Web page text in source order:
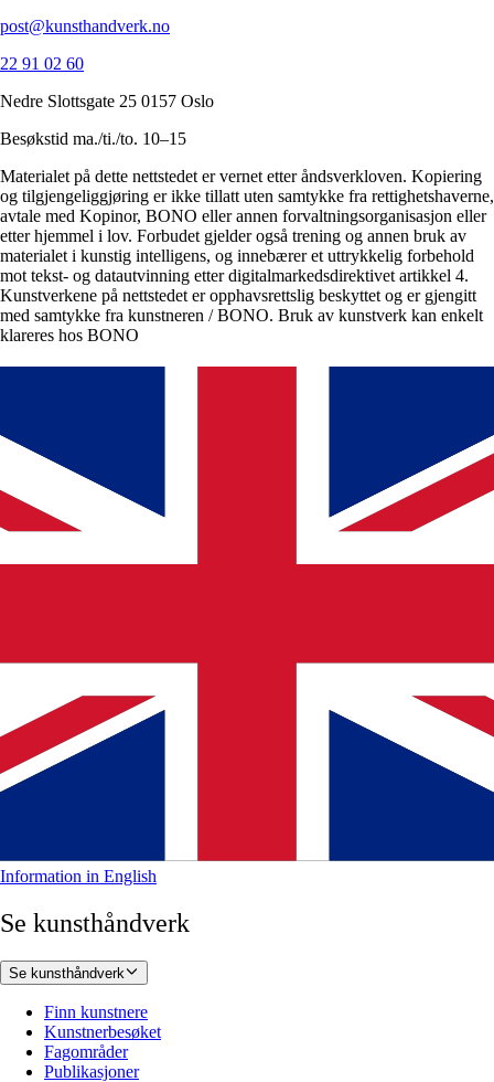
post@kunsthandverk.no
22 91 02 60
Nedre Slottsgate 25 0157 Oslo
Besøkstid ma./ti./to. 10–15
Materialet på dette nettstedet er vernet etter åndsverkloven. Kopiering
og tilgjengeliggjøring er ikke tillatt uten samtykke fra rettighetshaverne,
avtale med Kopinor, BONO eller annen forvaltningsorganisasjon eller
etter hjemmel i lov. Forbudet gjelder også trening og annen bruk av
materialet i kunstig intelligens, og innebærer et uttrykkelig forbehold
mot tekst- og datautvinning etter digitalmarkedsdirektivet artikkel 4.
Kunstverkene på nettstedet er opphavsrettslig beskyttet og er gjengitt
med samtykke fra kunstneren / BONO. Bruk av kunstverk kan enkelt
klareres hos BONO
Information in English
Se kunsthåndverk
Se kunsthåndverk
Finn kunstnere
Kunstnerbesøket
Fagområder
Publikasjoner